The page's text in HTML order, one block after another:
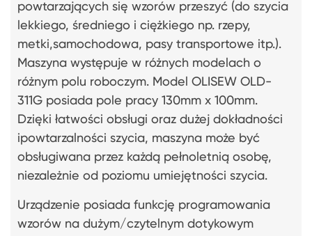
powtarzających się wzorów przeszyć (do szycia
lekkiego, średniego i ciężkiego np. rzepy,
metki,samochodowa, pasy transportowe itp.).
Maszyna występuje w różnych modelach o
różnym polu roboczym. Model OLISEW OLD-
311G posiada pole pracy 130mm x 100mm.
Dzięki łatwości obsługi oraz dużej dokładności
ipowtarzalności szycia, maszyna może być
obsługiwana przez każdą pełnoletnią osobę,
niezależnie od poziomu umiejętności szycia.
Urządzenie posiada funkcję programowania
wzorów na dużym/czytelnym dotykowym